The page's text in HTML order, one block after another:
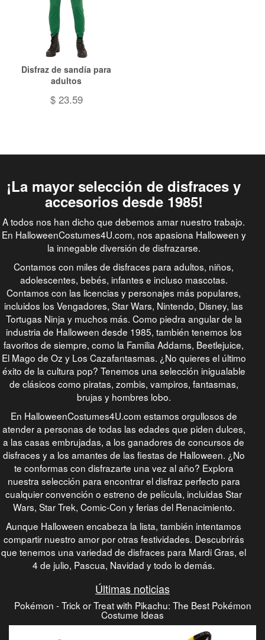
Disfraz de sandía para
adultos
$ 23.59
¡La mayor selección de disfraces y
accesorios desde 1985!
A todos nos han dicho que debemos amar nuestro trabajo.
En HalloweenCostumes4U.com, nos apasiona Halloween y
la innegable diversión de disfrazarse.
Contamos con miles de disfraces para adultos, niños,
adolescentes, bebés, infantes e incluso mascotas.
Contamos con las licencias y personajes más populares,
incluidos los Vengadores, Star Wars, Nintendo, Disney, las
Tortugas Ninja y muchos más. Como piedra angular de la
industria de Halloween desde 1985, también tenemos los
favoritos de siempre, como la Familia Addams, Beetlejuice,
El Mago de Oz y Los Cazafantasmas. ¿No quieres el último
éxito de la cultura pop? Tenemos una selección inigualable
de clásicos como piratas, zombis, vampiros, fantasmas,
brujas y hombres lobo.
En HalloweenCostumes4U.com estamos orgullosos de
atender a personas de todas las edades que piden dulces,
a las casas embrujadas, a los ganadores de concursos de
disfraces y a los amantes de las fiestas de Halloween. ¿No
te conformas con disfrazarte una vez al año? Explora
nuestra selección para encontrar el disfraz perfecto para
cualquier convención o estreno de película, incluidas Star
Wars, Star Trek, Comic-Con y ferias del Renacimiento.
Aunque Halloween encabeza la lista, también intentamos
compartir nuestro amor por otras festividades. Descubrirás
que tenemos una variedad de disfraces para Mardi Gras, el
4 de julio, Pascua, Navidad y todo lo demás.
Últimas noticias
Pokémon - Trick or Treat with Pikachu: The Best Pokémon
Costume Ideas